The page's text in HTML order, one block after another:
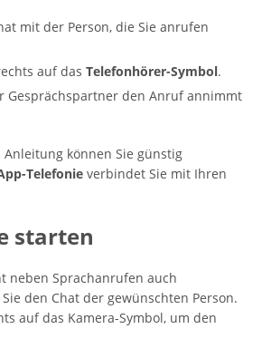
mit der Person, die Sie anrufen
auf das Telefonhörer-Symbol.
Gesprächspartner den Anruf annimmt
können Sie günstig
Telefonie verbindet Sie mit Ihren
starten
neben Sprachanrufen auch
den Chat der gewünschten Person.
auf das Kamera-Symbol, um den